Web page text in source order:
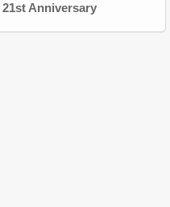
21st Anniversary